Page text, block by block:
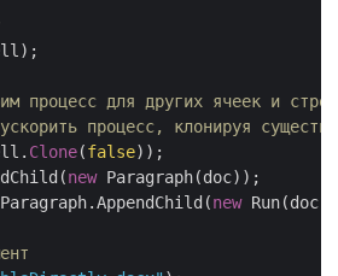
процесс для других ячеек и
процесс, клонируя
Clone(false));
new Paragraph(doc));
new Run(doc,